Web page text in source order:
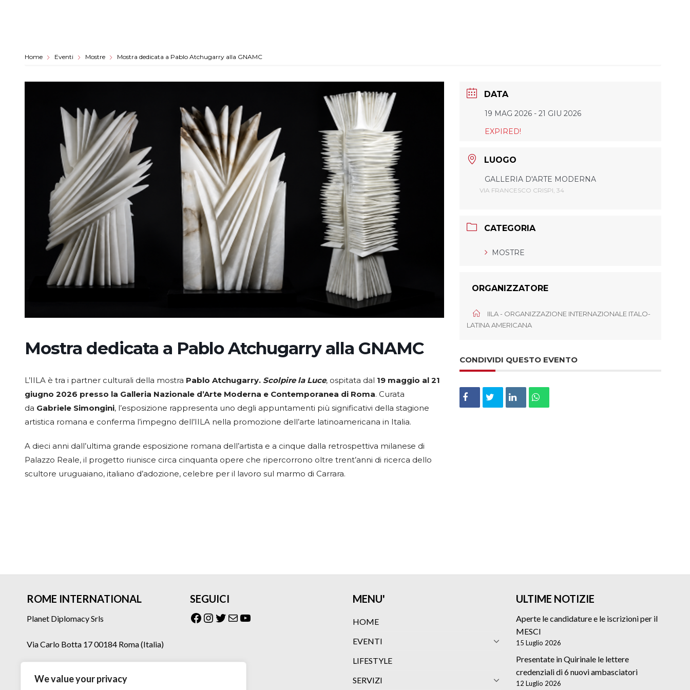
We value your privacy
Home Eventi Mostre Mostra dedicata a Pablo Atchugarry alla GNAMC
Mostra dedicata a Pablo Atchugarry alla GNAMC
L’IILA è tra i partner culturali della mostra Pablo Atchugarry. Scolpire la Luce, ospitata dal 19 maggio al 21
giugno 2026 presso la Galleria Nazionale d’Arte Moderna e Contemporanea di Roma. Curata
da Gabriele Simongini, l’esposizione rappresenta uno degli appuntamenti più significativi della stagione
artistica romana e conferma l’impegno dell’IILA nella promozione dell’arte latinoamericana in Italia.
A dieci anni dall’ultima grande esposizione romana dell’artista e a cinque dalla retrospettiva milanese di
Palazzo Reale, il progetto riunisce circa cinquanta opere che ripercorrono oltre trent’anni di ricerca dello
scultore uruguaiano, italiano d’adozione, celebre per il lavoro sul marmo di Carrara.
DATA
19 MAG 2026- 21 GIU 2026
EXPIRED!
LUOGO
GALLERIA D'ARTE MODERNA
VIA FRANCESCO CRISPI, 34
CATEGORIA
MOSTRE
ORGANIZZATORE
IILA - ORGANIZZAZIONE INTERNAZIONALE ITALO-
LATINA AMERICANA
CONDIVIDI QUESTO EVENTO
ROME INTERNATIONAL
Planet Diplomacy Srls
Via Carlo Botta 17 00184 Roma (Italia)
SEGUICI
Facebook
Instagram
Twitter
EmailYouTube
MENU'
HOME
EVENTI
LIFESTYLE
SERVIZI
ULTIME NOTIZIE
Aperte le candidature e le iscrizioni per il
MESCI
15 Luglio 2026
Presentate in Quirinale le lettere
credenziali di 6 nuovi ambasciatori
12 Luglio 2026